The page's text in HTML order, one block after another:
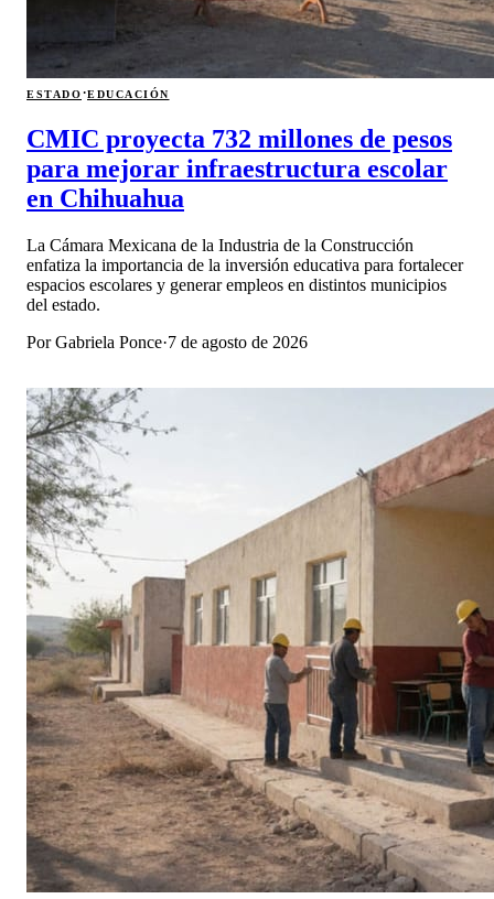
ESTADO·EDUCACIÓN
CMIC proyecta 732 millones de pesos
para mejorar infraestructura escolar
en Chihuahua
La Cámara Mexicana de la Industria de la Construcción
enfatiza la importancia de la inversión educativa para fortalecer
espacios escolares y generar empleos en distintos municipios
del estado.
PorGabriela Ponce·7 de agosto de 2026